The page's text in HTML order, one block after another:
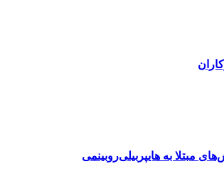
مبتلا به هایپربیلی‌روبینمی